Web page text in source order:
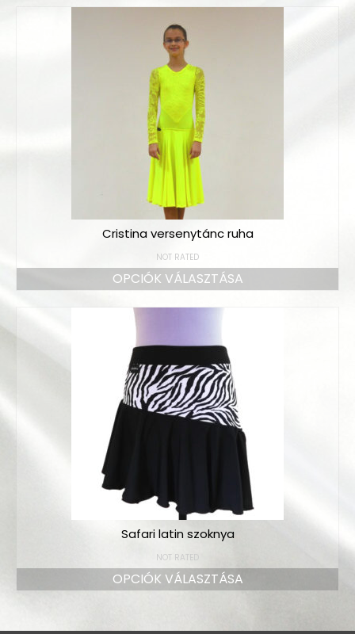
Cristina versenytánc ruha
NOT RATED
OPCIÓK VÁLASZTÁSA
Safari latin szoknya
NOT RATED
OPCIÓK VÁLASZTÁSA